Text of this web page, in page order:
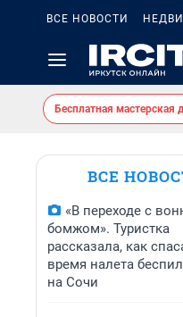
ВСЕ НОВОСТИ
Бесплатная мастерская
ВСЕ
«В переходе с
бомжом». Туристка
рассказала, как
время налета
на Сочи